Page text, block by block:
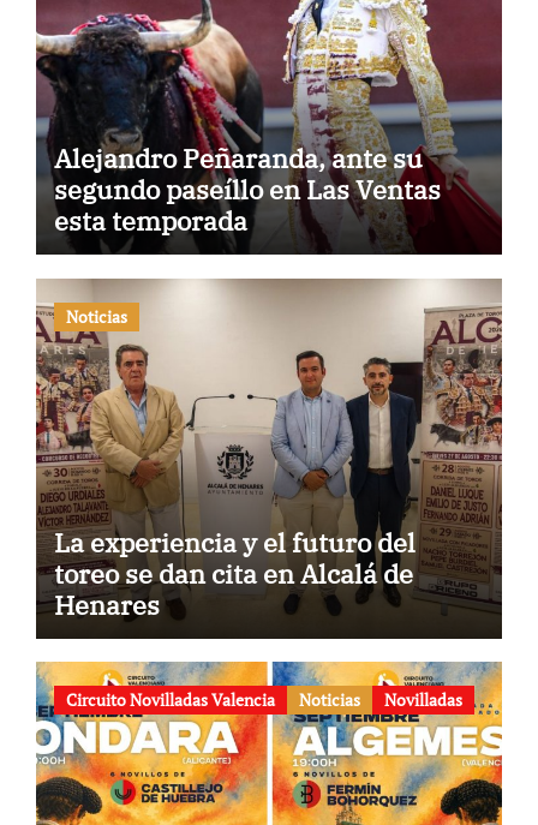
Alejandro Peñaranda, ante su
segundo paseíllo en Las Ventas
esta temporada
Noticias
La experiencia y el futuro del
toreo se dan cita en Alcalá de
Henares
Circuito Novilladas Valencia Noticias Novilladas